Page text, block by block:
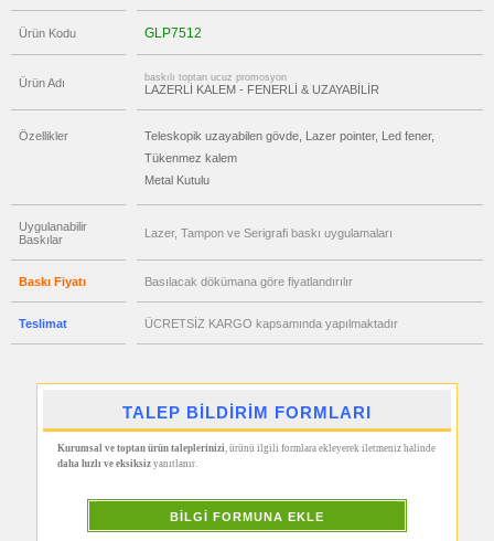
Ürün Kodu GLP7512
Ürün Adı baskılı toptan ucuz promosyon
LAZERLİ KALEM - FENERLİ & UZAYABİLİR
Özellikler
Teleskopik uzayabilen gövde, Lazer pointer, Led fener,
Tükenmez kalem
Metal Kutulu
Uygulanabilir
Baskılar
Lazer, Tampon ve Serigrafi baskı uygulamaları
Baskı Fiyatı Basılacak dökümana göre fiyatlandırılır
Teslimat ÜCRETSİZ KARGO kapsamında yapılmaktadır
TALEP BİLDİRİM FORMLARI
Kurumsal ve toptan ürün taleplerinizi, ürünü ilgili formlara ekleyerek iletmeniz halinde
daha hızlı ve eksiksizyanıtlanır.
BİLGİ FORMUNA EKLE
promosyon
Lazerli
Kalem
Kalem
promosyon
Tüm
&
Bardak
promosyon
Ürünler
promosyon